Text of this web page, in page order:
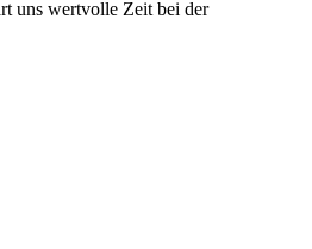
uns wertvolle Zeit bei der